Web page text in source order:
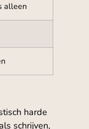
alleen
harde
schrijven,